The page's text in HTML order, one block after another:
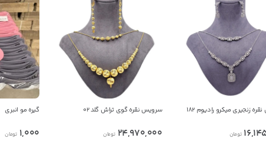
زنجیری میکرو رادیوم 182
تومان
سرویس نقره گوی تراش گلد 02
24,970,000 تومان
گیره مو انبری
1,000 تومان
شده بر عهده فرد آگهی دهنده می باشد.